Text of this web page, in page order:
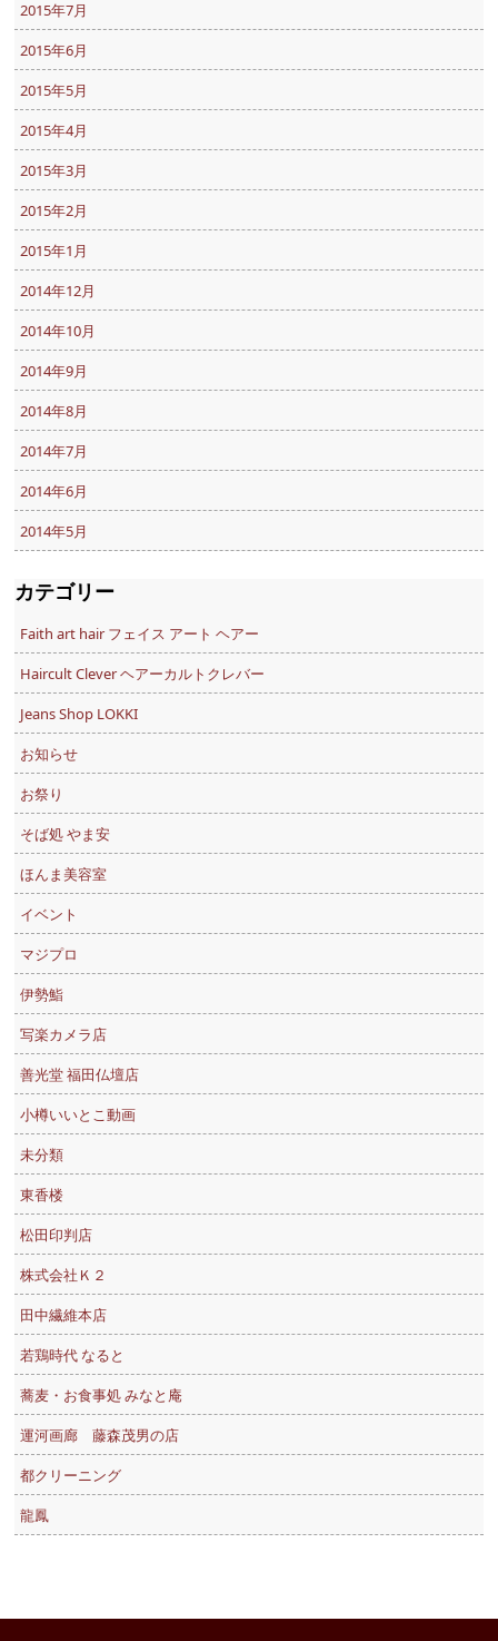
2015年7月
2015年6月
2015年5月
2015年4月
2015年3月
2015年2月
2015年1月
2014年12月
2014年10月
2014年9月
2014年8月
2014年7月
2014年6月
2014年5月
カテゴリー
Faith art hair フェイス アート ヘアー
Haircult Clever ヘアーカルトクレバー
Jeans Shop LOKKI
お知らせ
お祭り
そば処 やま安
ほんま美容室
イベント
マジプロ
伊勢鮨
写楽カメラ店
善光堂 福田仏壇店
小樽いいとこ動画
未分類
東香楼
松田印判店
株式会社Ｋ２
田中繊維本店
若鶏時代 なると
蕎麦・お食事処 みなと庵
運河画廊 藤森茂男の店
都クリーニング
龍鳳